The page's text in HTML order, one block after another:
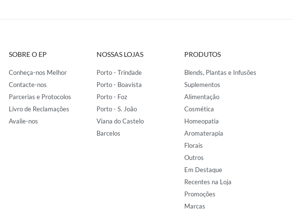
SOBRE O EP
Conheça-nos Melhor
Contacte-nos
Parcerias e Protocolos
Livro de Reclamações
Avalie-nos
NOSSAS LOJAS
Porto - Trindade
Porto - Boavista
Porto - Foz
Porto - S. João
Viana do Castelo
Barcelos
PRODUTOS
Blends, Plantas e Infusões
Suplementos
Alimentação
Cosmética
Homeopatia
Aromaterapia
Florais
Outros
Em Destaque
Recentes na Loja
Promoções
Marcas